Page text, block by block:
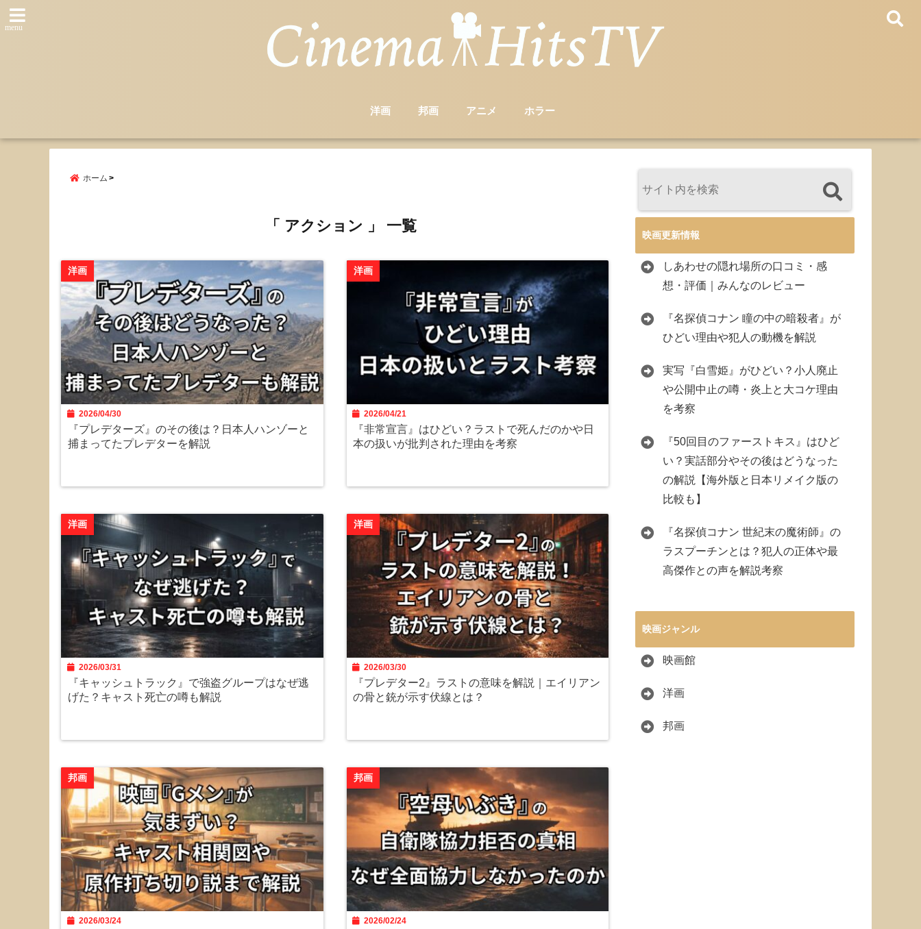
menu
洋画 邦画 アニメ ホラー
ホーム
「 アクション 」 一覧
洋画
2026/04/30
『プレデターズ』のその後は？日本人ハンゾーと
捕まってたプレデターを解説
洋画
2026/04/21
『非常宣言』はひどい？ラストで死んだのかや日
本の扱いが批判された理由を考察
洋画
2026/03/31
『キャッシュトラック』で強盗グループはなぜ逃
げた？キャスト死亡の噂も解説
洋画
2026/03/30
『プレデター2』ラストの意味を解説｜エイリアン
の骨と銃が示す伏線とは？
邦画
2026/03/24
邦画
2026/02/24
映画更新情報
しあわせの隠れ場所の口コミ・感
想・評価｜みんなのレビュー
『名探偵コナン 瞳の中の暗殺者』が
ひどい理由や犯人の動機を解説
実写『白雪姫』がひどい？小人廃止
や公開中止の噂・炎上と大コケ理由
を考察
『50回目のファーストキス』はひど
い？実話部分やその後はどうなった
の解説【海外版と日本リメイク版の
比較も】
『名探偵コナン 世紀末の魔術師』の
ラスプーチンとは？犯人の正体や最
高傑作との声を解説考察
映画ジャンル
映画館
洋画
邦画